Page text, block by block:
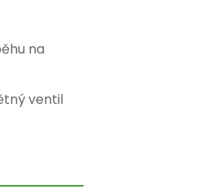
na
ventil